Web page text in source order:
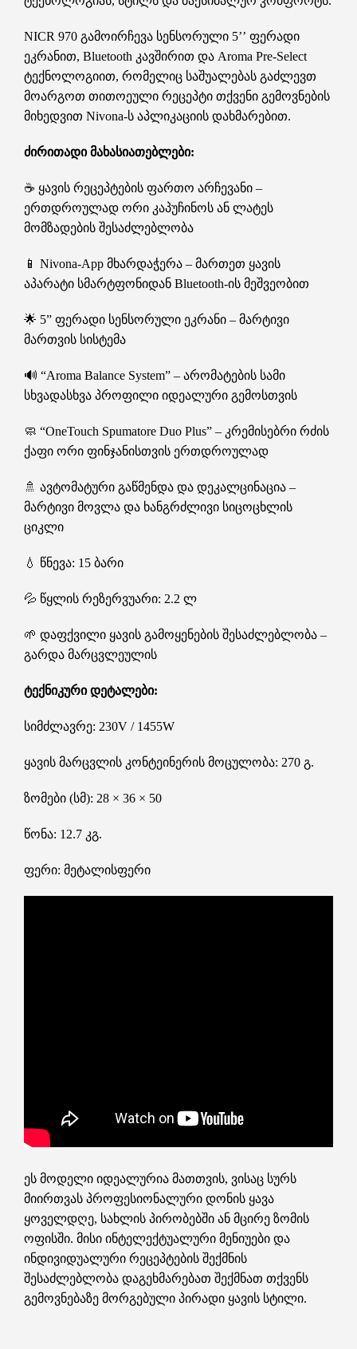
NICR 970 გამოირჩევა სენსორული 5’’ ფერადი
ეკრანით, Bluetooth კავშირით და Aroma Pre-Select
ტექნოლოგიით, რომელიც საშუალებას გაძლევთ
მოარგოთ თითოეული რეცეპტი თქვენი გემოვნების
მიხედვით Nivona-ს აპლიკაციის დახმარებით.
ძირითადი მახასიათებლები:
☕ ყავის რეცეპტების ფართო არჩევანი –
ერთდროულად ორი კაპუჩინოს ან ლატეს
მომზადების შესაძლებლობა
📱 Nivona-App მხარდაჭერა – მართეთ ყავის
აპარატი სმარტფონიდან Bluetooth-ის მეშვეობით
🌟 5” ფერადი სენსორული ეკრანი – მარტივი
მართვის სისტემა
🔊 “Aroma Balance System” – არომატების სამი
სხვადასხვა პროფილი იდეალური გემოსთვის
🧼 “OneTouch Spumatore Duo Plus” – კრემისებრი რძის
ქაფი ორი ფინჯანისთვის ერთდროულად
🚿 ავტომატური გაწმენდა და დეკალცინაცია –
მარტივი მოვლა და ხანგრძლივი სიცოცხლის
ციკლი
💧 წნევა: 15 ბარი
💦 წყლის რეზერვუარი: 2.2 ლ
🌱 დაფქვილი ყავის გამოყენების შესაძლებლობა –
გარდა მარცვლეულის
ტექნიკური დეტალები:
სიმძლავრე: 230V / 1455W
ყავის მარცვლის კონტეინერის მოცულობა: 270 გ.
ზომები (სმ): 28 × 36 × 50
წონა: 12.7 კგ.
ფერი: მეტალისფერი
ეს მოდელი იდეალურია მათთვის, ვისაც სურს
მიირთვას პროფესიონალური დონის ყავა
ყოველდღე, სახლის პირობებში ან მცირე ზომის
ოფისში. მისი ინტელექტუალური მენიუები და
ინდივიდუალური რეცეპტების შექმნის
შესაძლებლობა დაგეხმარებათ შექმნათ თქვენს
გემოვნებაზე მორგებული პირადი ყავის სტილი.